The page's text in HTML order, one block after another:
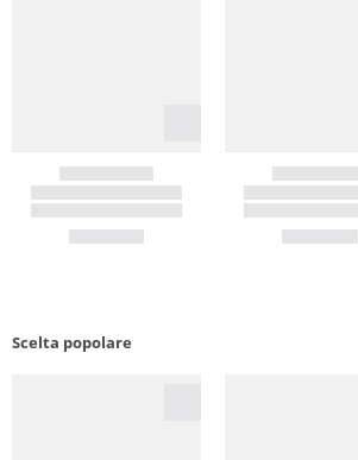
Scelta popolare